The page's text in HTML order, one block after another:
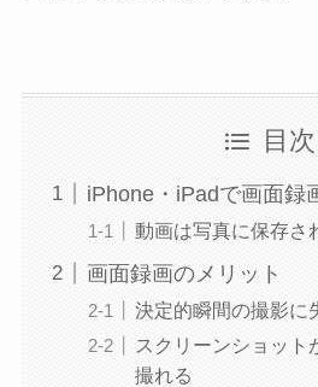
目次
iPhone・iPadで画面録
動画は写真に保存さ
画面録画のメリット
決定的瞬間の撮影に
スクリーンショット
撮れる